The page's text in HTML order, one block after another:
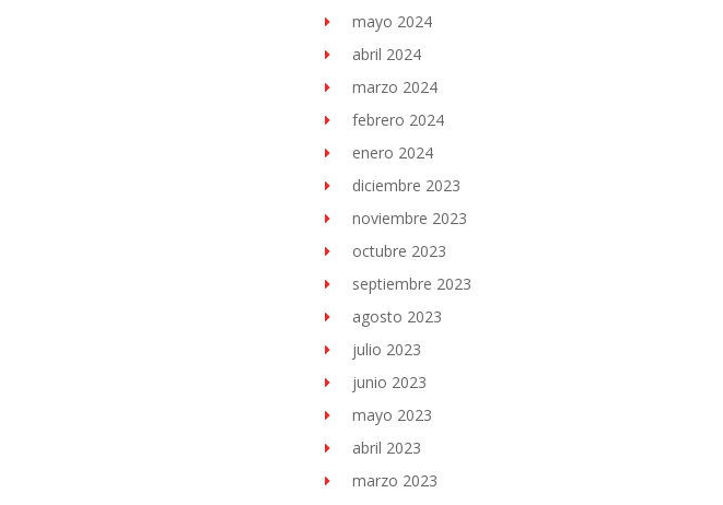
mayo 2024
abril 2024
marzo 2024
febrero 2024
enero 2024
diciembre 2023
noviembre 2023
octubre 2023
septiembre 2023
agosto 2023
julio 2023
junio 2023
mayo 2023
abril 2023
marzo 2023